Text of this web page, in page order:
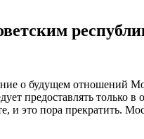
о будущем
предоставлять только
и это пора прекратить.